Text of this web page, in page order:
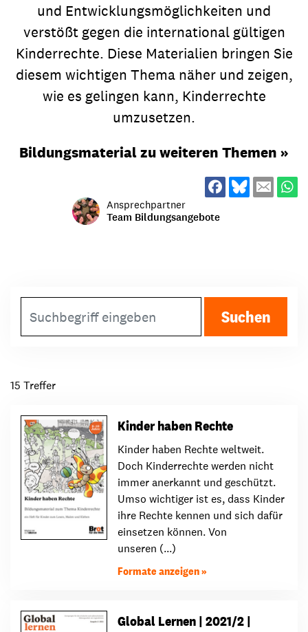
und Entwicklungsmöglichkeiten und
verstößt gegen die international gültigen
Kinderrechte. Diese Materialien bringen Sie
diesem wichtigen Thema näher und zeigen,
wie es gelingen kann, Kinderrechte
umzusetzen.
Bildungsmaterial zu weiteren Themen »
Ansprechpartner
Team Bildungsangebote
Suchen
15 Treffer
Kinder haben Rechte
Kinder haben Rechte weltweit.
Doch Kinderrechte werden nicht
immer anerkannt und geschützt.
Umso wichtiger ist es, dass Kinder
ihre Rechte kennen und sich dafür
einsetzen können. Von
unseren (...)
Formate anzeigen
Global Lernen | 2021/2 |